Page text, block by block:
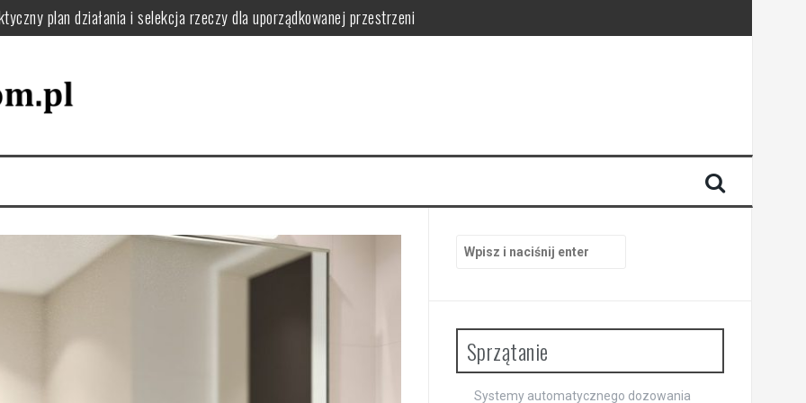
plan działania i selekcja rzeczy dla uporządkowanej przestrzeni
uszczelki i uniknąć awarii w domu
układać naczynia i dbać o zmywarkę dla wygody i efektywności pracy
funkcjonalną pralnię i uniknąć bałaganu
w domu: praktyczne nawyki i naturalne sposoby
Sprzątanie
Systemy automatycznego dozowania